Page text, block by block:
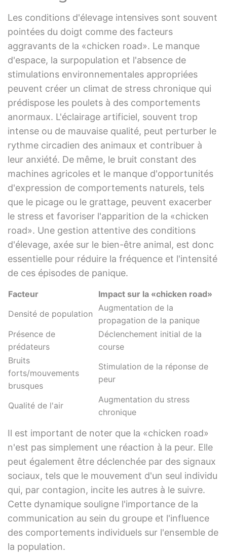
Les conditions d'élevage intensives sont souvent
pointées du doigt comme des facteurs
aggravants de la «chicken road». Le manque
d'espace, la surpopulation et l'absence de
stimulations environnementales appropriées
peuvent créer un climat de stress chronique qui
prédispose les poulets à des comportements
anormaux. L'éclairage artificiel, souvent trop
intense ou de mauvaise qualité, peut perturber le
rythme circadien des animaux et contribuer à
leur anxiété. De même, le bruit constant des
machines agricoles et le manque d'opportunités
d'expression de comportements naturels, tels
que le picage ou le grattage, peuvent exacerber
le stress et favoriser l'apparition de la «chicken
road». Une gestion attentive des conditions
d'élevage, axée sur le bien-être animal, est donc
essentielle pour réduire la fréquence et l'intensité
de ces épisodes de panique.
Facteur
Impact sur la «chicken road»
Densité de population
Augmentation de la
propagation de la panique
Présence de
prédateurs
Déclenchement initial de la
course
Bruits
forts/mouvements
brusques
Stimulation de la réponse de
peur
Qualité de l'air
Augmentation du stress
chronique
Il est important de noter que la «chicken road»
n'est pas simplement une réaction à la peur. Elle
peut également être déclenchée par des signaux
sociaux, tels que le mouvement d'un seul individu
qui, par contagion, incite les autres à le suivre.
Cette dynamique souligne l'importance de la
communication au sein du groupe et l'influence
des comportements individuels sur l'ensemble de
la population.